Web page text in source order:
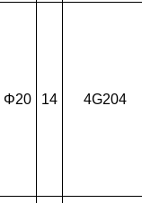
Φ20 14 4G204